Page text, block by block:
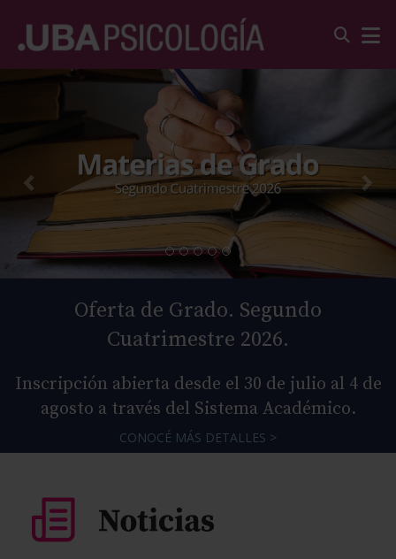
Oferta de Grado. Segundo
Cuatrimestre 2026.
Inscripción abierta desde el 30 de julio al 4 de
agosto a través del Sistema Académico.
CONOCÉ MÁS DETALLES >